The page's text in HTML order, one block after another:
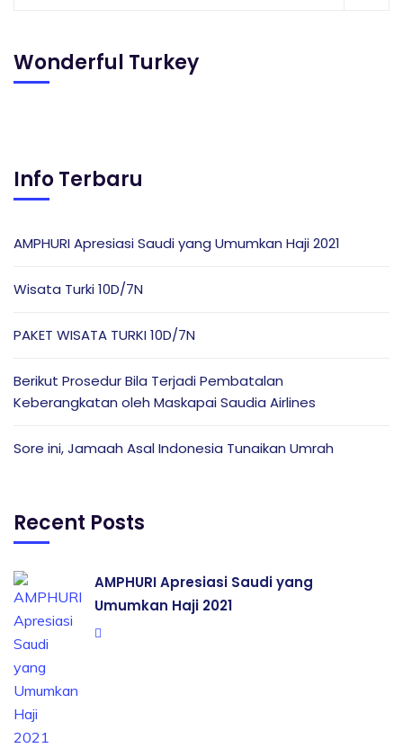
Wonderful Turkey
Info Terbaru
AMPHURI Apresiasi Saudi yang Umumkan Haji 2021
Wisata Turki 10D/7N
PAKET WISATA TURKI 10D/7N
Berikut Prosedur Bila Terjadi Pembatalan
Keberangkatan oleh Maskapai Saudia Airlines
Sore ini, Jamaah Asal Indonesia Tunaikan Umrah
Recent Posts
AMPHURI Apresiasi Saudi yang
Umumkan Haji 2021